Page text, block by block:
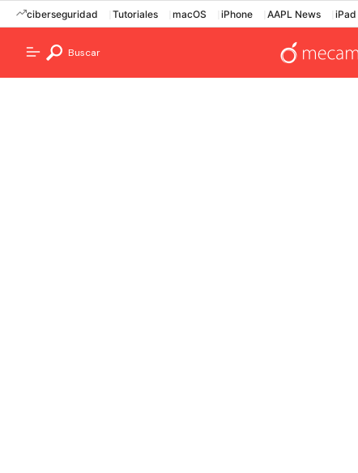
ciberseguridad Tutoriales macOS iPhone AAPL News iPad
Buscar